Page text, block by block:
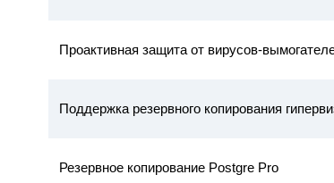
Проактивная защита от вирусов-
Поддержка резервного копирования
Резервное копирование Postgre Pro